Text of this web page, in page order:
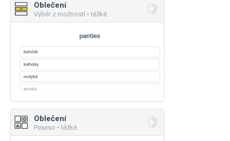
Oblečení
Výběr z možností • těžké
Oblečení
Pexeso • těžké